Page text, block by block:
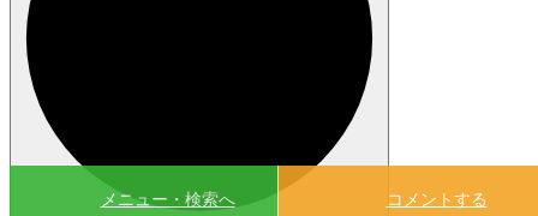
メニュー・検索へ コメントする